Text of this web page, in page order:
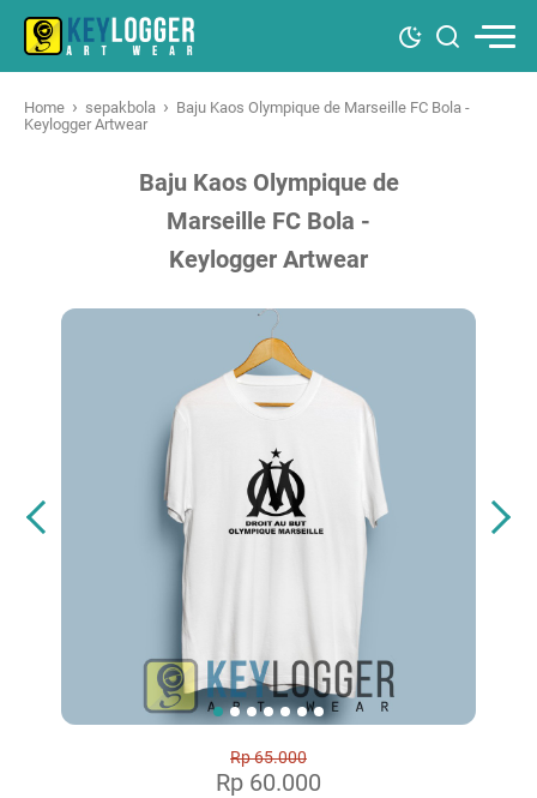
Home › sepakbola › Baju Kaos Olympique de Marseille FC Bola -
Keylogger Artwear
Baju Kaos Olympique de
Marseille FC Bola -
Keylogger Artwear
Rp 65.000
Rp 60.000